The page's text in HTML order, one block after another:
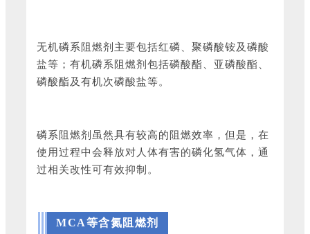
无机磷系阻燃剂主要包括红磷、聚磷酸铵及磷酸
盐等；有机磷系阻燃剂包括磷酸酯、亚磷酸酯、
磷酸酯及有机次磷酸盐等。
磷系阻燃剂虽然具有较高的阻燃效率，但是，在
使用过程中会释放对人体有害的磷化氢气体，通
过相关改性可有效抑制。
MCA等含氮阻燃剂